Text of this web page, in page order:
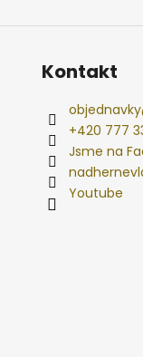
Kontakt
objednavky
+420 777
Jsme na
Youtube